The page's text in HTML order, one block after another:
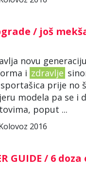
/ još
novu
i zdravlje
sportašica prije no
modela pa se i
poput ...
2016
GUIDE / 6